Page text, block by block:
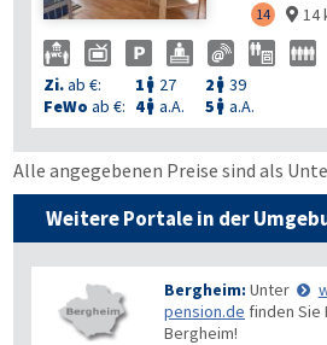
14  14
Zi.ab €: 1  27 2  39
FeWo ab €: 4 a.A. 5  a.A.
Alle angegebenen Preise sind als
Weitere Portale in der
Bergheim: Unter
pension.de finden Sie
Bergheim!